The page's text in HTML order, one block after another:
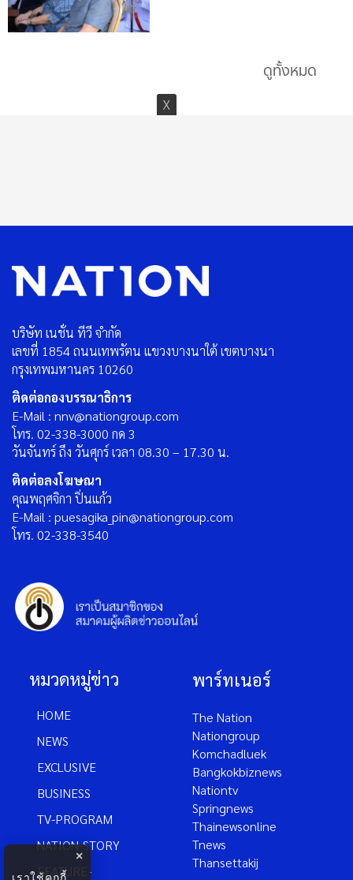
ดูทั้งหมด
บริษัท เนชั่น ทีวี จำกัด
เลขที่ 1854 ถนนเทพรัตน แขวงบางนาใต้ เขตบางนา
กรุงเทพมหานคร 10260
ติดต่อกองบรรณาธิการ
E-Mail : nnv@nationgroup.com
โทร. 02-338-3000 กด 3
วันจันทร์ ถึง วันศุกร์ เวลา 08.30 – 17.30 น.
ติดต่อลงโฆษณา
คุณพฤศจิกา ปิ่นแก้ว
E-Mail : puesagika_pin@nationgroup.com
โทร. 02-338-3540
หมวดหมู่ข่าว
HOME
NEWS
EXCLUSIVE
BUSINESS
TV-PROGRAM
NATION-STORY
FEATURE-
พาร์ทเนอร์
The Nation
Nationgroup
Komchadluek
Bangkokbiznews
Nationtv
Springnews
Thainewsonline
Tnews
Thansettakij
×